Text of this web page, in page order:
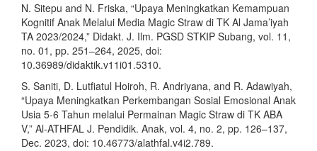
N. Sitepu and N. Friska, “Upaya Meningkatkan Kemampuan
Kognitif Anak Melalui Media Magic Straw di TK Al Jama’iyah
TA 2023/2024,” Didakt. J. Ilm. PGSD STKIP Subang, vol. 11,
no. 01, pp. 251–264, 2025, doi:
10.36989/didaktik.v11i01.5310.
S. Saniti, D. Lutfiatul Hoiroh, R. Andriyana, and R. Adawiyah,
“Upaya Meningkatkan Perkembangan Sosial Emosional Anak
Usia 5-6 Tahun melalui Permainan Magic Straw di TK ABA
V,” Al-ATHFAL J. Pendidik. Anak, vol. 4, no. 2, pp. 126–137,
Dec. 2023, doi: 10.46773/alathfal.v4i2.789.